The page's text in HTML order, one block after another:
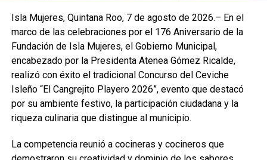
Isla Mujeres, Quintana Roo, 7 de agosto de 2026.– En el
marco de las celebraciones por el 176 Aniversario de la
Fundación de Isla Mujeres, el Gobierno Municipal,
encabezado por la Presidenta Atenea Gómez Ricalde,
realizó con éxito el tradicional Concurso del Ceviche
Isleño “El Cangrejito Playero 2026”, evento que destacó
por su ambiente festivo, la participación ciudadana y la
riqueza culinaria que distingue al municipio.
La competencia reunió a cocineras y cocineros que